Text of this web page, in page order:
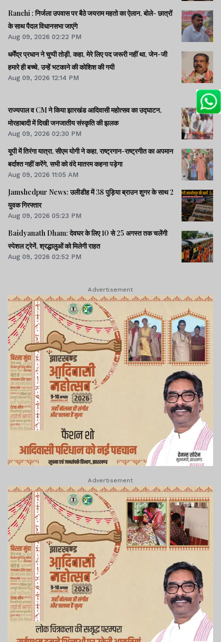
Ranchi : निर्जला उपवास पर बैठे जयराम महतो का ऐलान, बोले- छात्रों
के साथ पैदल विधानसभा जाएंगे
Aug 09, 2026 02:22 PM
धर्मेंद्र प्रधान ने चुप्पी तोड़ी, कहा, मेरे लिए पद जरूरी नहीं था, जेन-जी
हमारे ही बच्चे, उन्हें भटकाने की कोशिश की गयी
Aug 09, 2026 12:14 PM
राज्यपाल व CM ने किया झारखंड आदिवासी महोत्सव का उद्घाटन,
मोरहाबादी में दिखी जनजातीय संस्कृति की झलक
Aug 09, 2026 02:30 PM
यूपी में तिरंगा यात्रा, सीएम योगी ने कहा, राष्ट्रगान-राष्ट्रगीत का अपमान
बर्दाश्त नहीं करेंगे, सभी को वंदे मातरम कहना पड़ेगा
Aug 09, 2026 11:05 AM
Jamshedpur News: उलीडीह में 38 पुड़िया ब्राउन शुगर के साथ 2
युवक गिरफ्तार
Aug 09, 2026 05:23 PM
Baidyanath Dham: देवघर के लिए 10 से 25 अगस्त तक चलेंगी
स्पेशल ट्रेनें, श्रद्धालुओं को मिलेगी राहत
Aug 09, 2026 02:52 PM
Advertisement
Advertisement